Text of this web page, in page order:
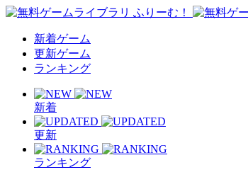
新着ゲーム
更新ゲーム
ランキング
新着
更新
ランキング